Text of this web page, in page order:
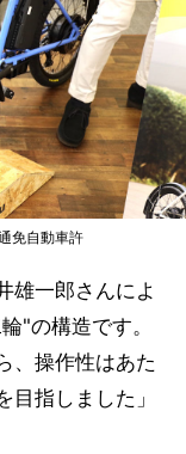
免自動車許
雄一郎さんによ
"の構造です。
、操作性はあた
指しました」